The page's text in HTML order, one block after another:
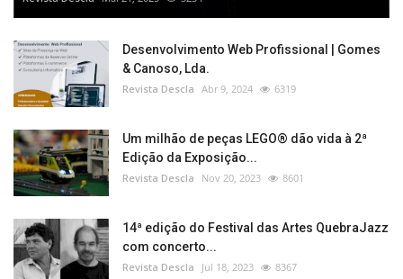
Desenvolvimento Web Profissional | Gomes
& Canoso, Lda.
Revista Descla Abr 9, 2024 6319
Um milhão de peças LEGO® dão vida à 2ª
Edição da Exposição...
Revista Descla Nov 20, 2023 8601
14ª edição do Festival das Artes QuebraJazz
com concerto...
Revista Descla Jul 18, 2023 8367